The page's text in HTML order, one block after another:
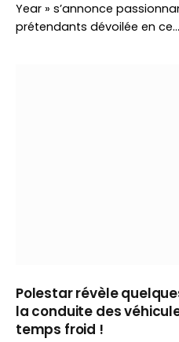
Year » s’annonce
prétendants dévoilée en ce…
Polestar révèle
la conduite des
temps froid !